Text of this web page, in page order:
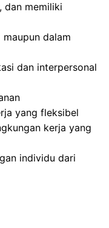
dan memiliki
dalam
dan interpersonal
yang fleksibel
kerja yang
individu dari